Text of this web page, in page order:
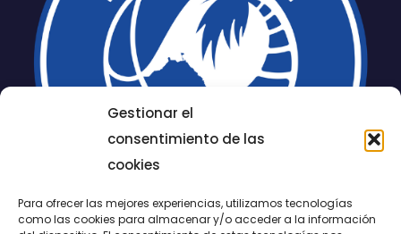
Gestionar el
consentimiento de las
cookies
Para ofrecer las mejores experiencias, utilizamos tecnologías
como las cookies para almacenar y/o acceder a la información